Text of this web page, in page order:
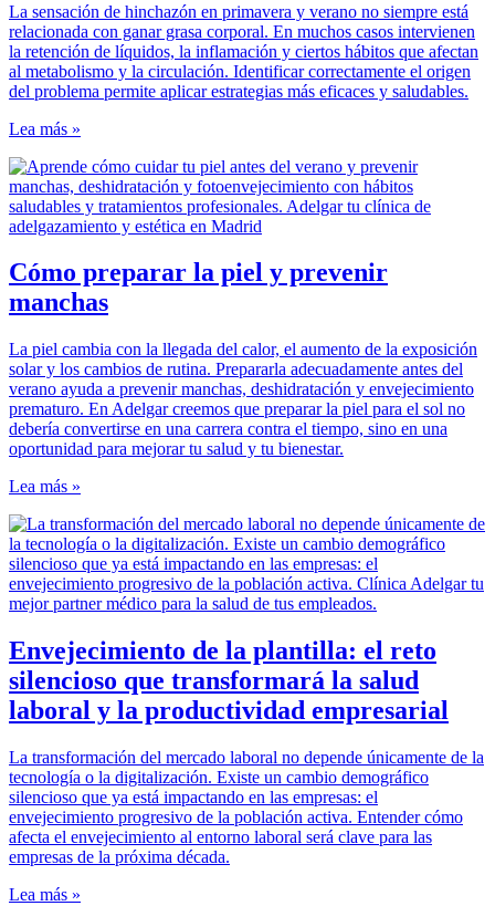
La sensación de hinchazón en primavera y verano no siempre está
relacionada con ganar grasa corporal. En muchos casos intervienen
la retención de líquidos, la inflamación y ciertos hábitos que afectan
al metabolismo y la circulación. Identificar correctamente el origen
del problema permite aplicar estrategias más eficaces y saludables.
Lea más »
Cómo preparar la piel y prevenir
manchas
La piel cambia con la llegada del calor, el aumento de la exposición
solar y los cambios de rutina. Prepararla adecuadamente antes del
verano ayuda a prevenir manchas, deshidratación y envejecimiento
prematuro. En Adelgar creemos que preparar la piel para el sol no
debería convertirse en una carrera contra el tiempo, sino en una
oportunidad para mejorar tu salud y tu bienestar.
Lea más »
Envejecimiento de la plantilla: el reto
silencioso que transformará la salud
laboral y la productividad empresarial
La transformación del mercado laboral no depende únicamente de la
tecnología o la digitalización. Existe un cambio demográfico
silencioso que ya está impactando en las empresas: el
envejecimiento progresivo de la población activa. Entender cómo
afecta el envejecimiento al entorno laboral será clave para las
empresas de la próxima década.
Lea más »